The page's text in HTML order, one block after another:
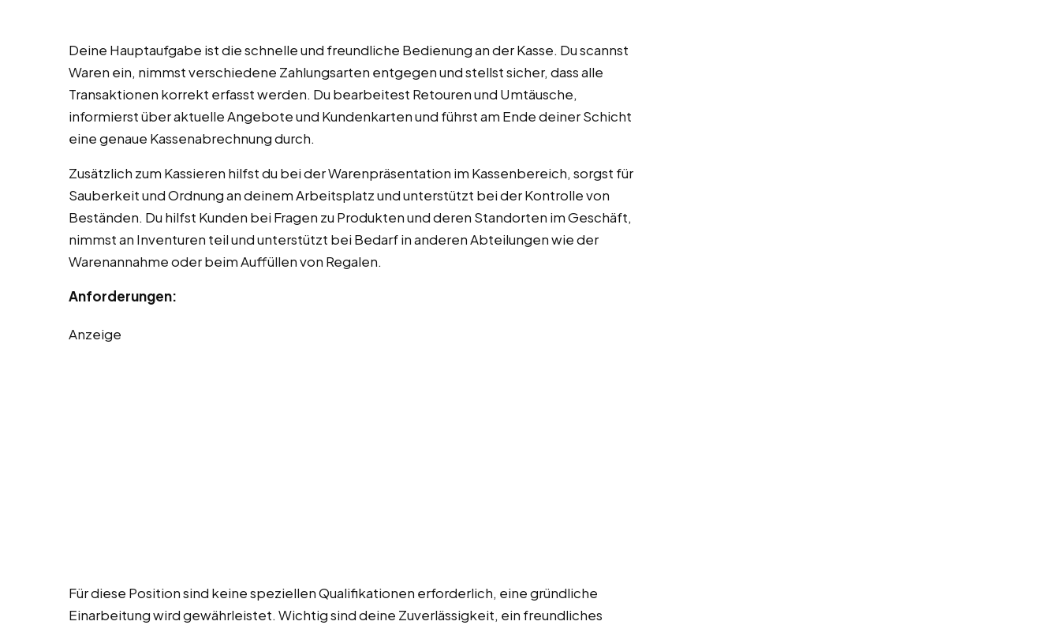
Deine Hauptaufgabe ist die schnelle und freundliche Bedienung an der Kasse. Du scannst
Waren ein, nimmst verschiedene Zahlungsarten entgegen und stellst sicher, dass alle
Transaktionen korrekt erfasst werden. Du bearbeitest Retouren und Umtäusche,
informierst über aktuelle Angebote und Kundenkarten und führst am Ende deiner Schicht
eine genaue Kassenabrechnung durch.
Zusätzlich zum Kassieren hilfst du bei der Warenpräsentation im Kassenbereich, sorgst für
Sauberkeit und Ordnung an deinem Arbeitsplatz und unterstützt bei der Kontrolle von
Beständen. Du hilfst Kunden bei Fragen zu Produkten und deren Standorten im Geschäft,
nimmst an Inventuren teil und unterstützt bei Bedarf in anderen Abteilungen wie der
Warenannahme oder beim Auffüllen von Regalen.
Anforderungen:
Anzeige
Für diese Position sind keine speziellen Qualifikationen erforderlich, eine gründliche
Einarbeitung wird gewährleistet. Wichtig sind deine Zuverlässigkeit, ein freundliches